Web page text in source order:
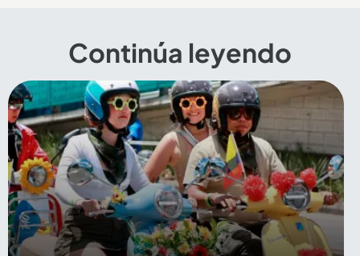
Continúa leyendo